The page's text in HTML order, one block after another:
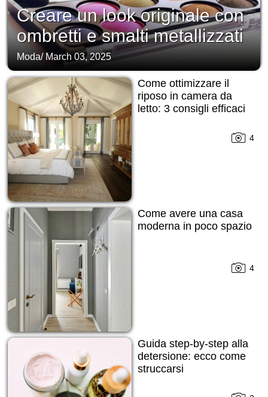
Creare un look originale con
ombretti e smalti metallizzati
Moda/ March 03, 2025
Come ottimizzare il
riposo in camera da
letto: 3 consigli efficaci
4
Come avere una casa
moderna in poco spazio
4
Guida step-by-step alla
detersione: ecco come
struccarsi